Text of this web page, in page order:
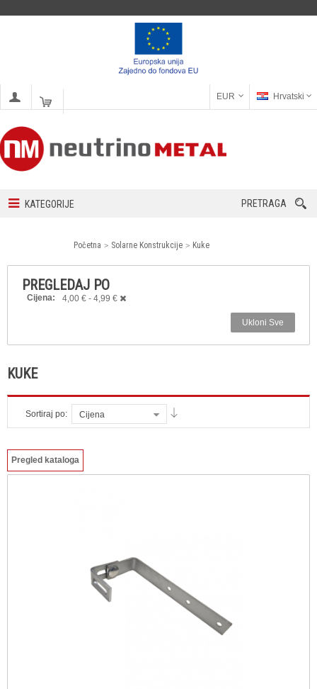
EUR Hrvatski
KATEGORIJE PRETRAGA
Početna Solarne Konstrukcije Kuke
PREGLEDAJ PO
Cijena: 4,00 € - 4,99 €
Ukloni Sve
KUKE
Sortiraj po: Cijena
Pregled kataloga